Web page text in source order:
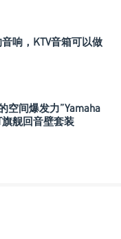
响，KTV音箱可以做
空间爆发力”Yamaha
旗舰回音壁套装